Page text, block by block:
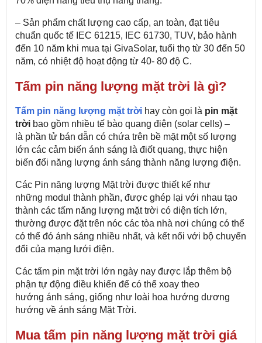
– Sản phẩm chất lượng cao cấp, an toàn, đạt tiêu
chuẩn quốc tế IEC 61215, IEC 61730, TUV, bảo hành
đến 10 năm khi mua tại GivaSolar, tuổi thọ từ 30 đến 50
năm, có nhiệt độ hoạt động từ 40- 80 độ C.
Tấm pin năng lượng mặt trời là gì?
Tấm pin năng lượng mặt trời hay còn gọi là pin mặt
trời bao gồm nhiều tế bào quang điện (solar cells) –
là phần tử bán dẫn có chứa trên bề mặt một số lượng
lớn các cảm biến ánh sáng là điốt quang, thực hiện
biến đổi năng lượng ánh sáng thành năng lượng điện.
Các Pin năng lượng Mặt trời được thiết kế như
những modul thành phần, được ghép lại với nhau tạo
thành các tấm năng lượng mặt trời có diện tích lớn,
thường được đặt trên nóc các tòa nhà nơi chúng có thể
có thể đó ánh sáng nhiều nhất, và kết nối với bộ chuyển
đổi của mạng lưới điện.
Các tấm pin mặt trời lớn ngày nay được lắp thêm bộ
phận tự động điều khiển để có thể xoay theo
hướng ánh sáng, giống như loài hoa hướng dương
hướng về ánh sáng Mặt Trời.
Mua tấm pin năng lượng mặt trời giá